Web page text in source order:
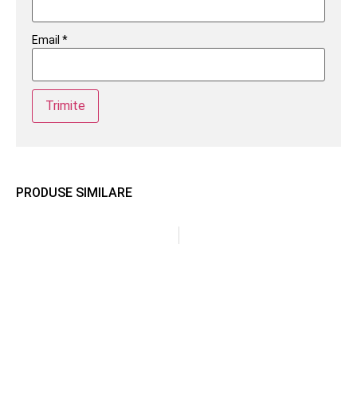
PRODUSE SIMILARE
Email *